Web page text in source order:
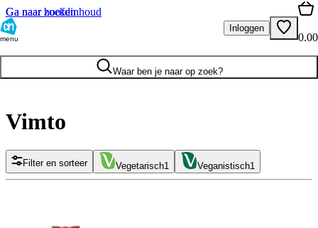
Ga naar hoofdinhoud
Ga naar zoeken
menu
Inloggen
0.00
Waar ben je naar op zoek?
Vimto
Filter en sorteer Vegetarisch1 Veganistisch1